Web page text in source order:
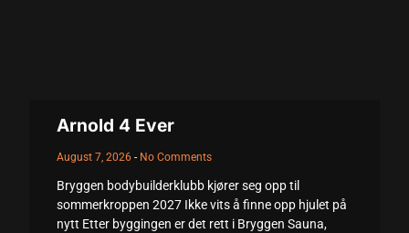
Arnold 4 Ever
August 7, 2026 No Comments
Bryggen bodybuilderklubb kjører seg opp til
sommerkroppen 2027 Ikke vits å finne opp hjulet på
nytt Etter byggingen er det rett i Bryggen Sauna,